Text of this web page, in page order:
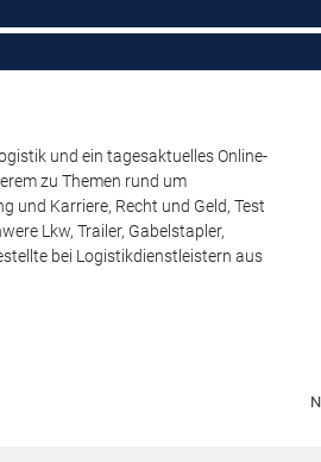
und ein tagesaktuelles Online-
zu Themen rund um
und Karriere, Recht und Geld, Test
Lkw, Trailer, Gabelstapler,
bei Logistikdienstleistern aus